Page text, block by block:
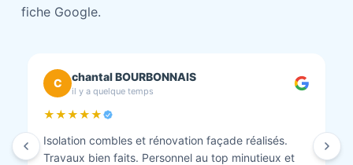
fiche Google.
C chantal BOURBONNAIS
il y a quelque temps
★★★★★
Isolation combles et rénovation façade réalisés.
Travaux bien faits. Personnel au top minutieux et